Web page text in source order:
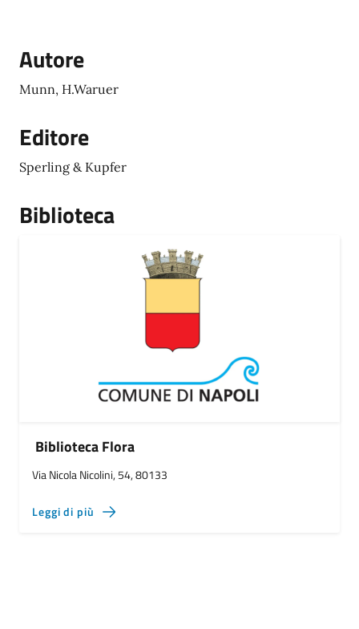
Autore
Munn, H.Waruer
Editore
Sperling & Kupfer
Biblioteca
Biblioteca Flora
Via Nicola Nicolini, 54, 80133
Leggi di più